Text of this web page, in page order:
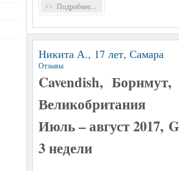
Подробнее...
Никита А., 17 лет, Самара
Отзывы
Cavendish, Борнмут,
Великобритания
Июль – август 2017,
3 недели